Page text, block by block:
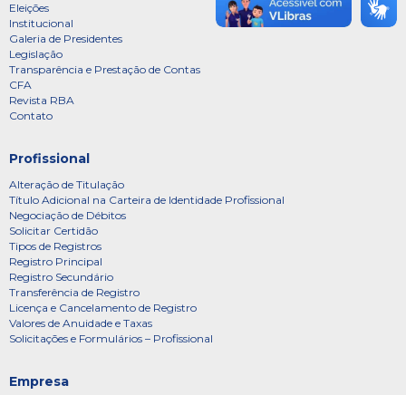
Eleições
Institucional
Galeria de Presidentes
Legislação
Transparência e Prestação de Contas
CFA
Revista RBA
Contato
Profissional
Alteração de Titulação
Título Adicional na Carteira de Identidade Profissional
Negociação de Débitos
Solicitar Certidão
Tipos de Registros
Registro Principal
Registro Secundário
Transferência de Registro
Licença e Cancelamento de Registro
Valores de Anuidade e Taxas
Solicitações e Formulários – Profissional
Empresa